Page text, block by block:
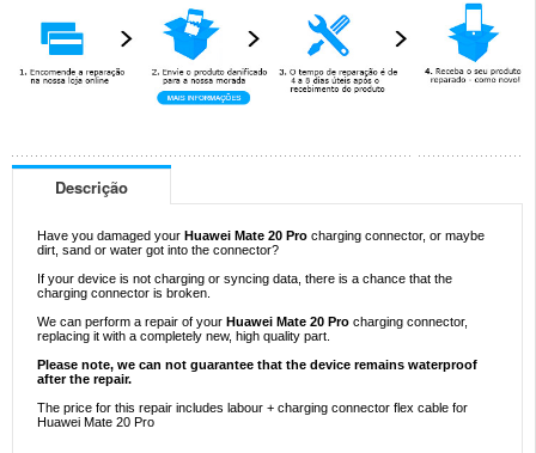
Descrição
Have you damaged your Huawei Mate 20 Pro charging connector, or maybe
dirt, sand or water got into the connector?
If your device is not charging or syncing data, there is a chance that the
charging connector is broken.
We can perform a repair of your Huawei Mate 20 Pro charging connector,
replacing it with a completely new, high quality part.
Please note, we can not guarantee that the device remains waterproof
after the repair.
The price for this repair includes labour + charging connector flex cable for
Huawei Mate 20 Pro